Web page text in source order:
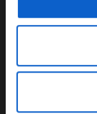
track limits
voren te